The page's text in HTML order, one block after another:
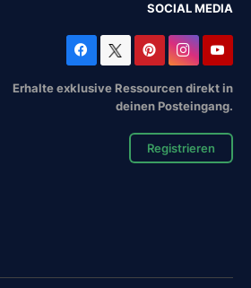
SOCIAL MEDIA
Erhalte exklusive Ressourcen direkt in
deinen Posteingang.
Registrieren